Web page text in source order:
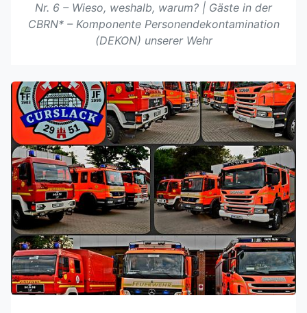
Nr. 6 – Wieso, weshalb, warum? | Gäste in der
CBRN* – Komponente Personendekontamination
(DEKON) unserer Wehr